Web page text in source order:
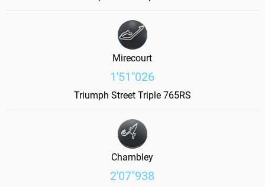
1'51"026
Triumph Street Triple 765RS
Mirecourt
2'07"938
Chambley